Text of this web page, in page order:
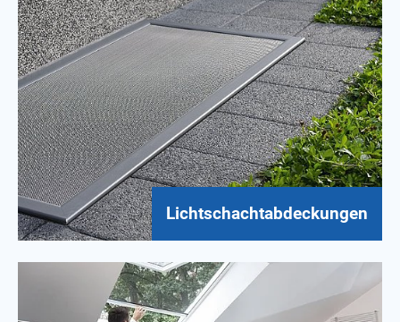
Lichtschachtabdeckungen